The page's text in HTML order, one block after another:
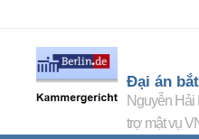
Đại án
Nguyễn Hải
trợ mật vụ